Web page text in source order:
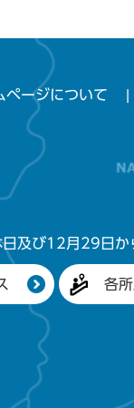
ページについて
及び12月29日か
各